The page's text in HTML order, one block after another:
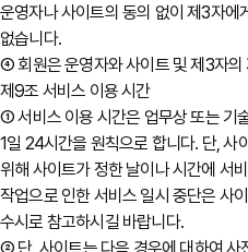
운영자나 사이트의 동의 없이 제3자에
없습니다.
④ 회원은 운영자와 사이트 및 제3자의
제9조 서비스 이용 시간
① 서비스 이용 시간은 업무상 또는 기
1일 24시간을 원칙으로 합니다. 단, 사
위해 사이트가 정한 날이나 시간에 서
작업으로 인한 서비스 일시 중단은 사
수시로 참고하시길 바랍니다.